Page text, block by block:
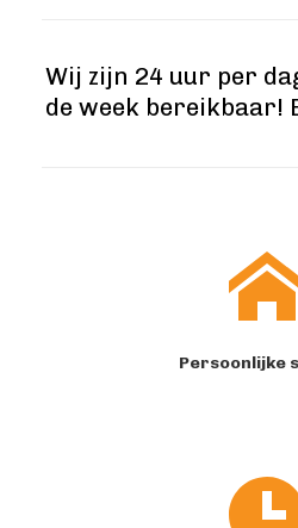
Wij zijn 24 uur per
de week bereikbaar!
Persoonlijke